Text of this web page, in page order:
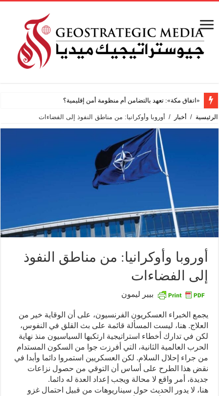
فانتازيا
الرئيسية / أخبار / أوروبا وأوكرانيا: من مناطق النفوذ إلى الفضاءات
أوروبا وأوكرانيا: من مناطق النفوذ
إلى الفضاءات
بيير ليمون
يجمع الخبراء العسكريون الفرنسيون، على أن الوقاية خير من
العلاج. هنا، ليست المسألة قائمة على بث القلق في النفوس،
لكن في تدارك أخطاء استراتيجية ارتكبها السياسيون منذ نهاية
الحرب العالمية الثانية، التي أفرزت جوا من السكون المستدام
من جراء إحلال السلام. لكن العسكريين استمروا دائما وأبدا في
نقض هذا الطرح على أساس أن التوقي من حصول نزاعات
جديدة، أمر واقع لا محالة ويجب إعداد العدة له دائما.
هنا، لا يدور الحديث حول سيناريوهات من قبيل احتمال غزو